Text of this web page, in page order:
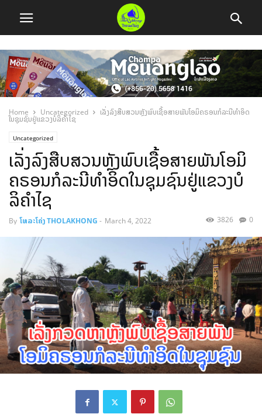
Home Uncategorized ເລັ່ງລົງສືບສວນຫຼັງພົບເຊື້ອສາຍພັນໂອມິຄຣອນກໍລະນີທຳອິດ
ໃນຊຸມຊົນຢູ່ແຂວງບໍລິຄຳໄຊ
Uncategorized
ເລັ່ງລົງສືບສວນຫຼັງພົບເຊື້ອສາຍພັນໂອມິ
ຄຣອນກໍລະນີທຳອິດໃນຊຸມຊົນຢູ່ແຂວງບໍ
ລິຄຳໄຊ
By ໂທລະໂຄ່ງ THOLAKHONG - March 4, 2022 0
3826